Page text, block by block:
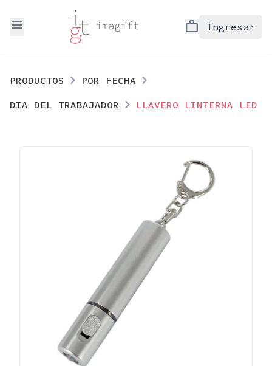
menu work Ingresar
PRODUCTOS
POR FECHA
DIA DEL TRABAJADOR
LLAVERO LINTERNA LED